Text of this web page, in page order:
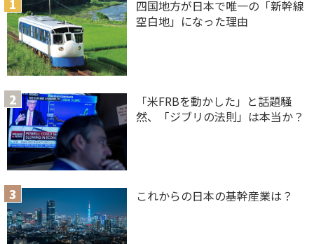
四国地方が日本で唯一の「新幹線
空白地」になった理由
「米FRBを動かした」と話題騒
然、「ジブリの法則」は本当か？
これからの日本の基幹産業は？